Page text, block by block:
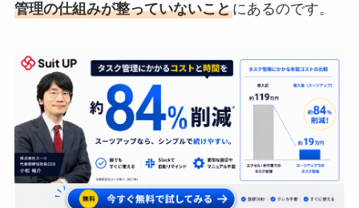
管理の仕組みが整っていないことにあるのです。